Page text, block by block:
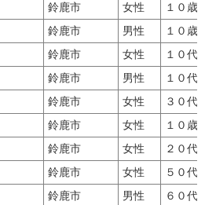
鈴鹿市 女性
１０歳
鈴鹿市 男性
１０歳
鈴鹿市 女性
１０代
鈴鹿市 男性
１０代
鈴鹿市 女性
３０代
鈴鹿市 女性
１０歳
鈴鹿市 女性
２０代
鈴鹿市 女性
５０代
鈴鹿市 男性
６０代